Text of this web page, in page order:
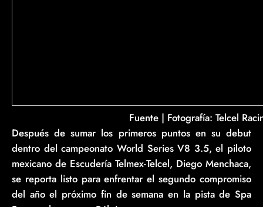
Fuente | Fotografí­a: Telcel
Después de sumar los primeros puntos en su debut
dentro del campeonato World Series V8 3.5, el piloto
mexicano de Escudería Telmex-Telcel, Diego Menchaca,
se reporta listo para enfrentar el segundo compromiso
del año el próximo fin de semana en la pista de Spa